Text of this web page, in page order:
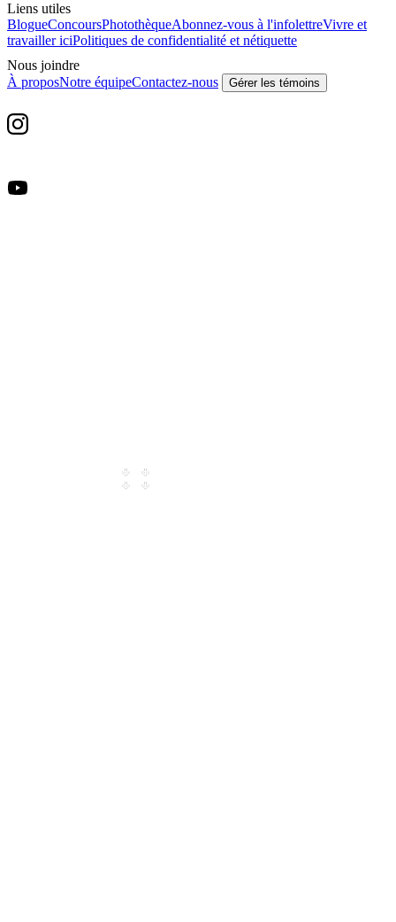
Liens utiles
BlogueConcoursPhotothèqueAbonnez-vous à l'infolettreVivre et
travailler iciPolitiques de confidentialité et nétiquette
Nous joindre
À proposNotre équipeContactez-nous Gérer les témoins